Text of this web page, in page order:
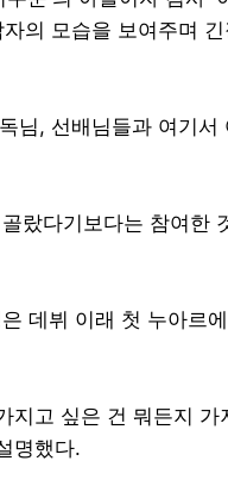
의 모습을 보여주며
님, 선배님들과 여기서
랐다기보다는 참여한
데뷔 이래 첫 누아르
지고 싶은 건 뭐든지 가
명했다.